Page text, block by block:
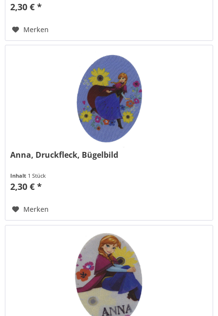
2,30 € *
Merken
Anna, Druckfleck, Bügelbild
Inhalt 1 Stück
2,30 € *
Merken